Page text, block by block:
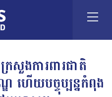
រសួងការពារជាតិ
ហើយបច្ចុប្បន្នកំពុង